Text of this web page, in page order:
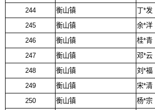
244
衡山镇
丁*发
245
衡山镇
余*洋
246
衡山镇
桂*青
247
衡山镇
邓*云
248
衡山镇
刘*福
249
衡山镇
宋*清
250
衡山镇
杨*宗